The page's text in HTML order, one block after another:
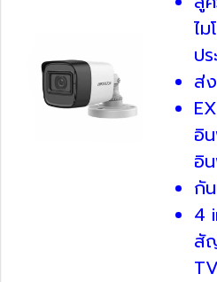
ไ
ป
ส่
อิ
อิ
กั
4
สั